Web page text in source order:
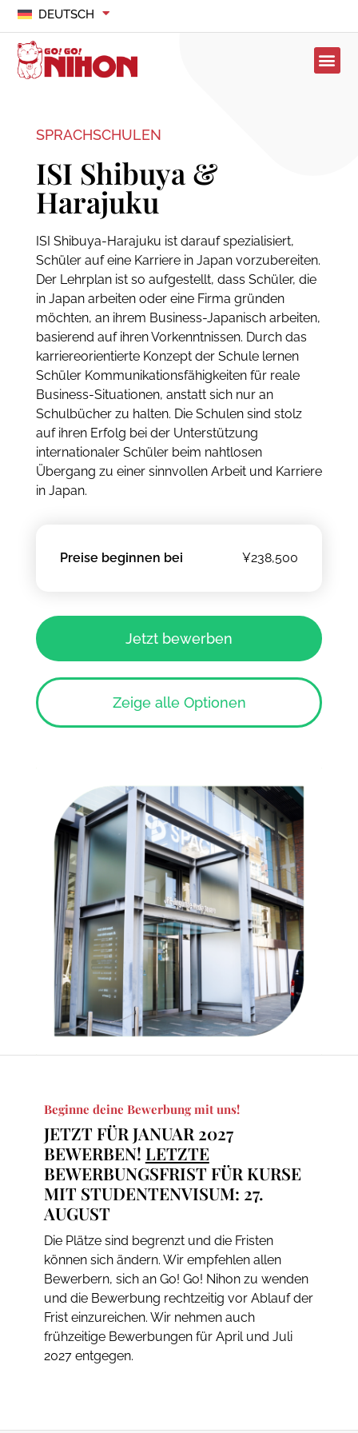
DEUTSCH
SPRACHSCHULEN
ISI Shibuya &
Harajuku
ISI Shibuya-Harajuku ist darauf spezialisiert,
Schüler auf eine Karriere in Japan vorzubereiten.
Der Lehrplan ist so aufgestellt, dass Schüler, die
in Japan arbeiten oder eine Firma gründen
möchten, an ihrem Business-Japanisch arbeiten,
basierend auf ihren Vorkenntnissen. Durch das
karriereorientierte Konzept der Schule lernen
Schüler Kommunikationsfähigkeiten für reale
Business-Situationen, anstatt sich nur an
Schulbücher zu halten. Die Schulen sind stolz
auf ihren Erfolg bei der Unterstützung
internationaler Schüler beim nahtlosen
Übergang zu einer sinnvollen Arbeit und Karriere
in Japan.
Preise beginnen bei ¥238,500
Jetzt bewerben
Zeige alle Optionen
Beginne deine Bewerbung mit uns!
JETZT FÜR JANUAR 2027
BEWERBEN! LETZTE
BEWERBUNGSFRIST FÜR KURSE
MIT STUDENTENVISUM: 27.
AUGUST
Die Plätze sind begrenzt und die Fristen
können sich ändern. Wir empfehlen allen
Bewerbern, sich an Go! Go! Nihon zu wenden
und die Bewerbung rechtzeitig vor Ablauf der
Frist einzureichen. Wir nehmen auch
frühzeitige Bewerbungen für April und Juli
2027 entgegen.